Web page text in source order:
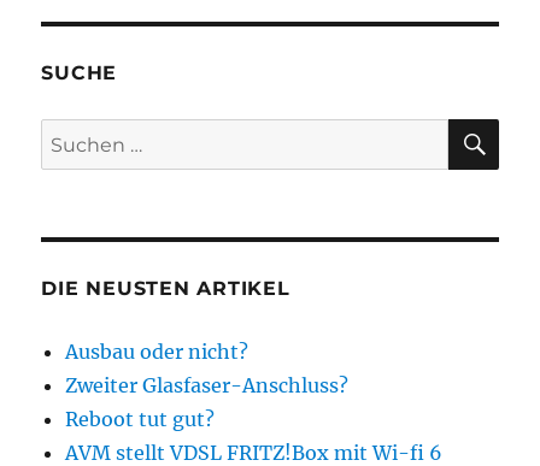
SUCHE
Suchen
nach:
DIE NEUSTEN ARTIKEL
Ausbau oder nicht?
Zweiter Glasfaser-Anschluss?
Reboot tut gut?
AVM stellt VDSL FRITZ!Box mit Wi-fi 6